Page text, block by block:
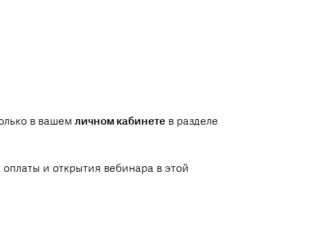
в вашем личном кабинете в разделе
и открытия вебинара в этой